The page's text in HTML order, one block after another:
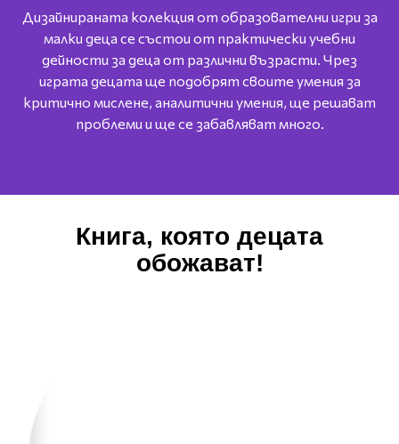
Дизайнираната колекция от образователни игри за
малки деца се състои от практически учебни
дейности за деца от различни възрасти. Чрез
играта децата ще подобрят своите умения за
критично мислене, аналитични умения, ще решават
проблеми и ще се забавляват много.
Книга, която децата
обожават!